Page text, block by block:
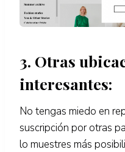
3. Otras
interesantes:
No tengas miedo en
suscripción por otras
lo muestres más